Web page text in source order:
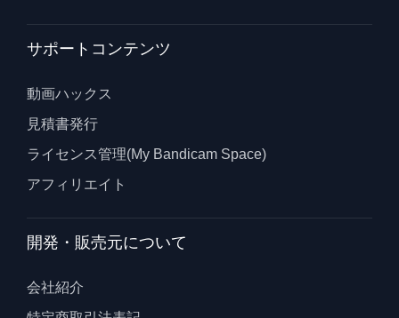
サポートコンテンツ
動画ハックス
見積書発行
ライセンス管理(My Bandicam Space)
アフィリエイト
開発・販売元について
会社紹介